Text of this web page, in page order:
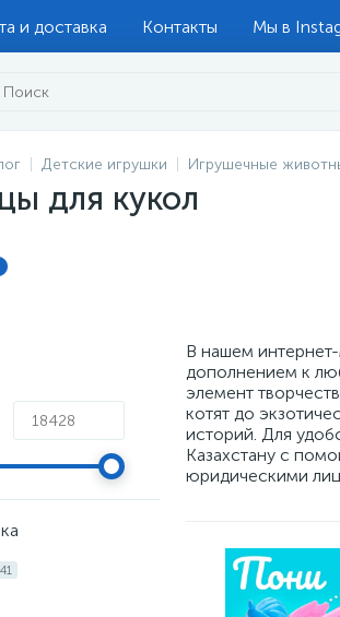
и доставка Контакты Мы в
Детские игрушки Игрушечные
для кукол
41
В нашем
дополнением к
элемент
котят до
историй. Для
Казахстану с
юридическими